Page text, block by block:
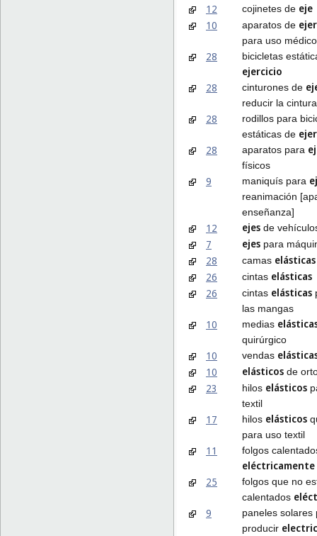
12 cojinetes de eje
10
aparatos de
para uso médico
28 bicicletas
ejercicio
28
cinturones de
reducir la cintura
28
rodillos para
estáticas de
28
aparatos para
físicos
9 maniquís para
reanimación
enseñanza]
12 ejes de
7 ejes para
28 camas elásticas
26
cintas elásticas
26
cintas elásticas
las mangas
10 medias
quirúrgico
10 vendas
10
elásticos de
23 hilos elásticos
textil
17 hilos elásticos
para uso textil
11 folgos
eléctricamente
25
folgos que no
calentados
9
paneles solares
producir